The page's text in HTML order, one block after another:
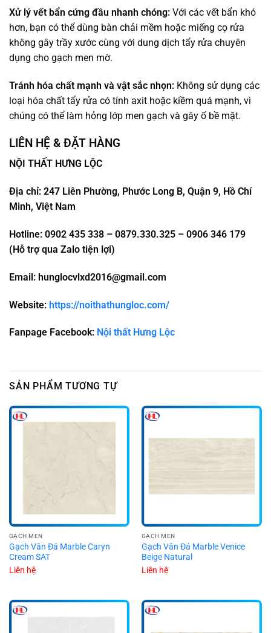
Xử lý vết bẩn cứng đầu nhanh chóng: Với các vết bẩn khó
hơn, bạn có thể dùng bàn chải mềm hoặc miếng cọ rửa
không gây trầy xước cùng với dung dịch tẩy rửa chuyên
dụng cho gạch men mờ.
Tránh hóa chất mạnh và vật sắc nhọn: Không sử dụng các
loại hóa chất tẩy rửa có tính axit hoặc kiềm quá mạnh, vì
chúng có thể làm hỏng lớp men gạch và gây ố bề mặt.
LIÊN HỆ & ĐẶT HÀNG
NỘI THẤT HƯNG LỘC
Địa chỉ: 247 Liên Phường, Phước Long B, Quận 9, Hồ Chí
Minh, Việt Nam
Hotline: 0902 435 338 – 0879.330.325 – 0906 346 179
(Hỗ trợ qua Zalo tiện lợi)
Email: hunglocvlxd2016@gmail.com
Website: https://noithathungloc.com/
Fanpage Facebook: Nội thất Hưng Lộc
SẢN PHẨM TƯƠNG TỰ
GẠCH MEN
Gạch Vân Đá Marble Caryn
Cream SAT
Liên hệ
GẠCH MEN
Gạch Vân Đá Marble Venice
Beige Natural
Liên hệ